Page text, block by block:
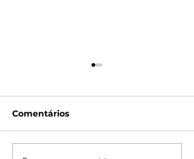
Comentários